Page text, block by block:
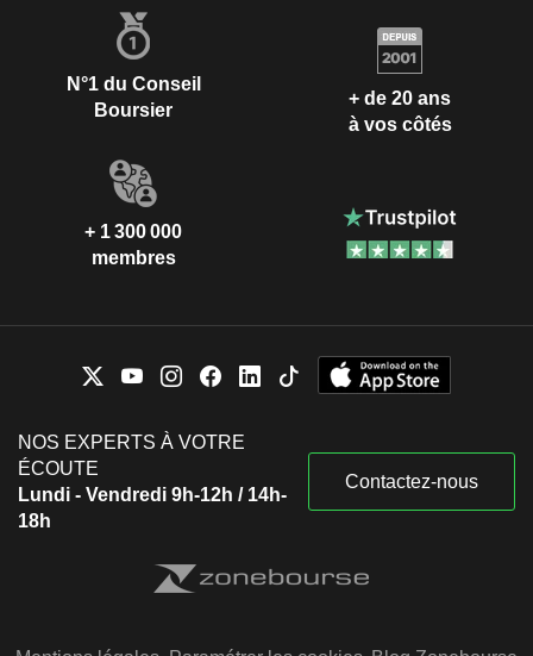
N°1 du Conseil
Boursier
+ de 20 ans
à vos côtés
+ 1 300 000
membres
NOS EXPERTS À VOTRE
ÉCOUTE
Lundi - Vendredi 9h-12h / 14h-
18h
Contactez-nous